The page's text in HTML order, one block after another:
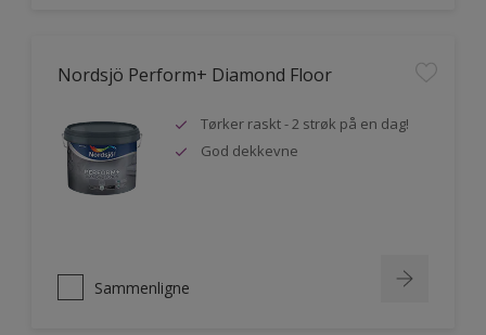
Nordsjö Perform+ Diamond Floor
Tørker raskt - 2 strøk på en dag!
God dekkevne
Sammenligne